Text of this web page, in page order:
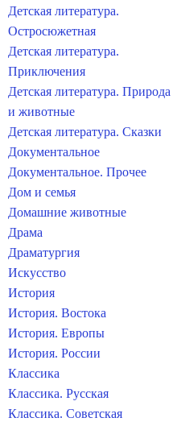
Детская литература.
Остросюжетная
Детская литература.
Приключения
Детская литература. Природа
и животные
Детская литература. Сказки
Документальное
Документальное. Прочее
Дом и семья
Домашние животные
Драма
Драматургия
Искусство
История
История. Востока
История. Европы
История. России
Классика
Классика. Русская
Классика. Советская